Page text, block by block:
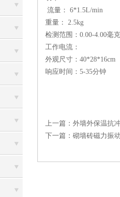
流量： 6*1.5L/
重量： 2.5kg
检测范围：0.00-4.00毫
工作电流：
外观尺寸：40*28*16cm
响应时间：5-35分钟
上一篇： 外墙外保温抗
下一篇： 砌墙砖磁力振